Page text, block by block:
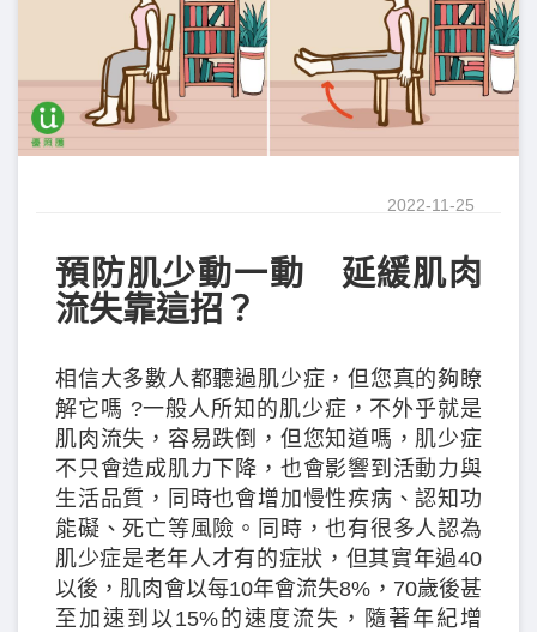
2022-11-25
預防肌少動一動 延緩肌肉
流失靠這招？
相信大多數人都聽過肌少症，但您真的夠瞭
解它嗎 ?一般人所知的肌少症，不外乎就是
肌肉流失，容易跌倒，但您知道嗎，肌少症
不只會造成肌力下降，也會影響到活動力與
生活品質，同時也會增加慢性疾病、認知功
能礙、死亡等風險。同時，也有很多人認為
肌少症是老年人才有的症狀，但其實年過40
以後，肌肉會以每10年會流失8%，70歲後甚
至加速到以15%的速度流失，隨著年紀增